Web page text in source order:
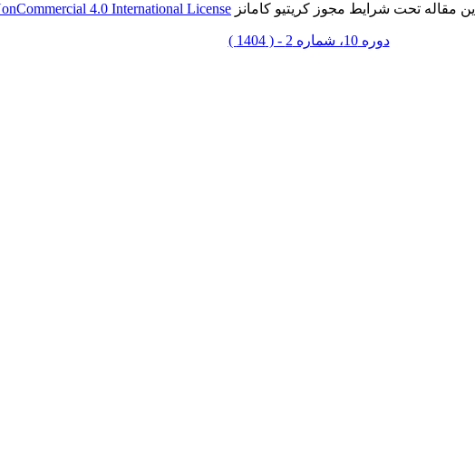
این مقاله تحت شرایط مجوز کریتیو کامانز 4.0 International License
دوره 10، شماره 2 - ( 1404 )